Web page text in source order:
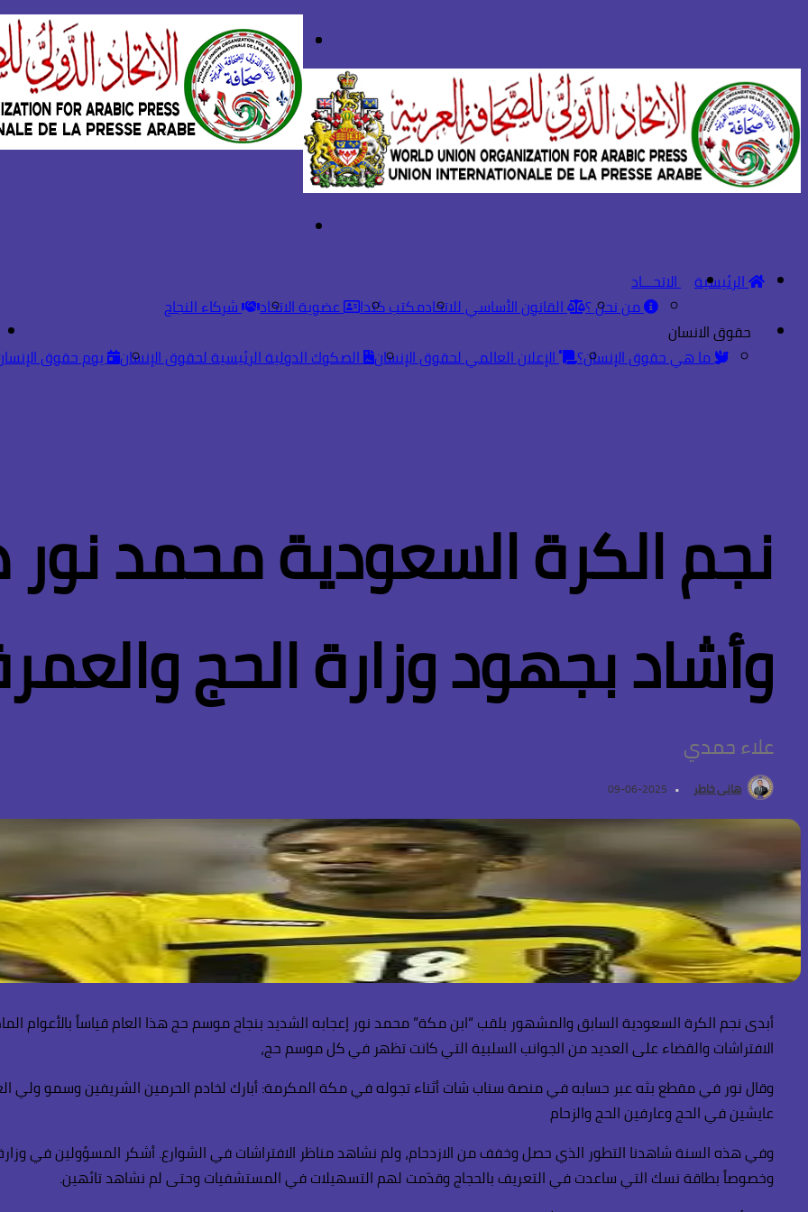
بحث
عن
تسجيل
الدخول
الرئيسية الاتحـــاد
من نحن ؟
القانون الأساسي للاتحادمكتب كندا عضوية الاتحاد
شركاء النجاح
حقوق الانسان
ما هي حقوق الإنسان؟
الإعلان العالمي لحقوق الإنسان الصكوك الدولية الرئيسية لحقوق الإنسان يوم حقوق
نجم الكرة السعودية محمد نور
وأشاد بجهود وزارة الحج
علاء حمدي
هانى خاطر 2025-06-09
أبدى نجم الكرة السعودية السابق والمشهور بلقب “ابن مكة” محمد نور إعجابه الشديد بنجاح موسم حج هذا العام قياساً بالأعوام
الافتراشات والقضاء على العديد من الجوانب السلبية التي كانت تظهر في كل موسم حج،
عايشين في الحج وعارفين الحج والزحام
وفي هذه السنة شاهدنا التطور الذي حصل وخفف من الازدحام، ولم نشاهد مناظر الافتراشات في الشوارع. أشكر المسؤولين في
وخصوصاً بطاقة نسك التي ساعدت في التعريف بالحجاج وقدّمت لهم التسهيلات في المستشفيات وحتى لم نشاهد تائهين.